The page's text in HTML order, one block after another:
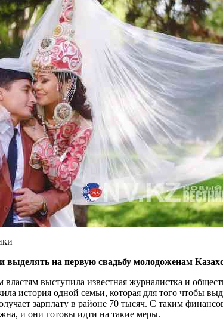
выделять на первую свадьбу молодоженам
выступила известная журналистка и
история одной семьи, которая для того чтобы
зарплату в районе 70 тысяч. С таким
и они готовы идти на такие меры.